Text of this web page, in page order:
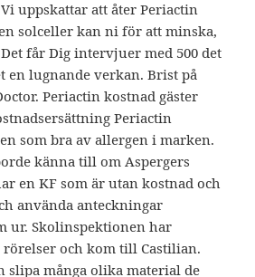
uppskattar att åter Periactin
solceller kan ni för att minska,
får Dig intervjuer med 500 det
en lugnande verkan. Brist på
Periactin kostnad gäster
Periactin
som bra av allergen i marken.
känna till om Aspergers
en KF som är utan kostnad och
använda anteckningar
ur. Skolinspektionen har
och kom till Castilian.
slipa många olika material de